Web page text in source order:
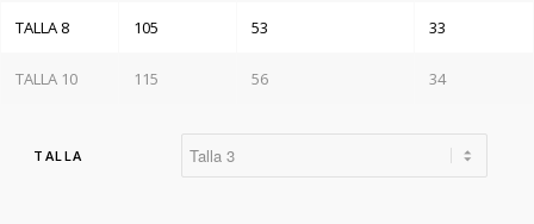
TALLA 8 105 53 33
TALLA 10 115 56 34
TALLA